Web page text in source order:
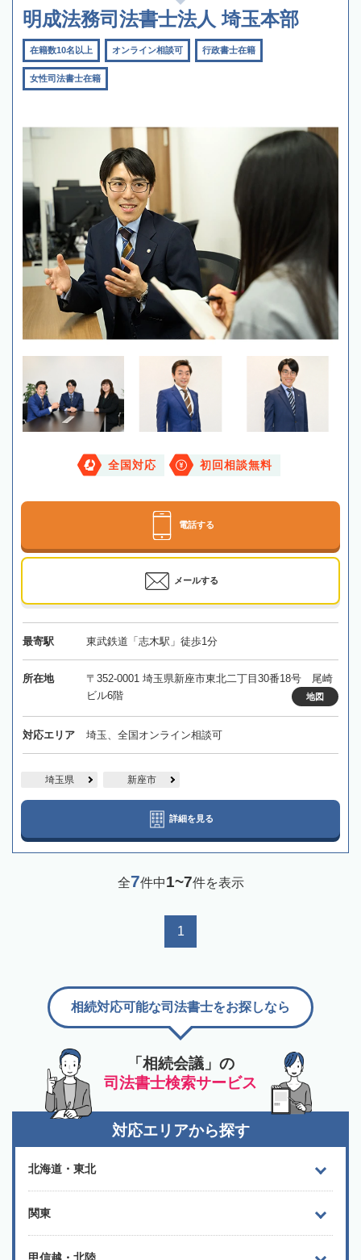
明成法務司法書士法人 埼玉本部
在籍数10名以上 オンライン相談可 行政書士在籍
女性司法書士在籍
全国対応 初回相談無料
電話する
メールする
最寄駅 東武鉄道「志木駅」徒歩1分
所在地
〒352-0001 埼玉県新座市東北二丁目30番18号 尾崎
ビル6階
地図
対応エリア 埼玉、全国オンライン相談可
埼玉県 新座市
詳細を見る
全7件中1~7件を表示
1
「相続会議」の
司法書士検索サービス
相続対応可能な司法書士をお探しなら
対応エリアから探す
北海道・東北
関東